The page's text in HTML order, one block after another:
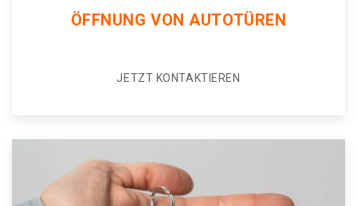
ÖFFNUNG VON AUTOTÜREN
JETZT KONTAKTIEREN